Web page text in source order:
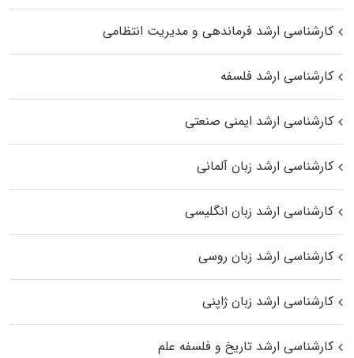
کارشناسی ارشد فرماندهی و مدیریت انتظامی
کارشناسی ارشد فلسفه
کارشناسی ارشد ایمنی صنعتی
کارشناسی ارشد زبان آلمانی
کارشناسی ارشد زبان انگلیسی
کارشناسی ارشد زبان روسی
کارشناسی ارشد زبان ژاپنی
کارشناسی ارشد تاریخ و فلسفه علم